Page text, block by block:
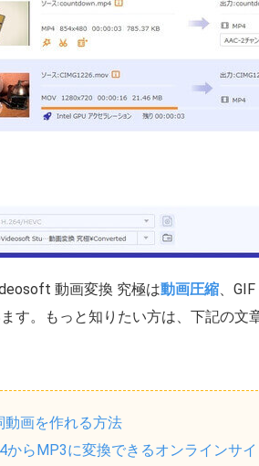
動画変換 究極は動画圧縮、
す。もっと知りたい方は、下記の文
動画を作れる方法
からMP3に変換できるオンラインサイ